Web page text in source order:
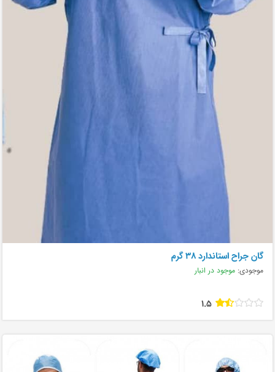
گان جراح استاندارد ۳۸ گرم
موجودی: موجود در انبار
1.5